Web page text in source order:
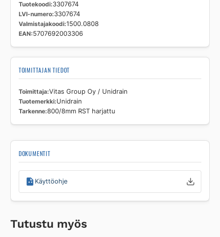
Tuotekoodi 3307674
LVI-numero 3307674
Valmistajakoodi 1500.0808
EAN 5707692003306
TOIMITTAJAN TIEDOT
Toimittaja Vitas Group Oy / Unidrain
Tuotemerkki Unidrain
Tarkenne 800/8mm RST harjattu
DOKUMENTIT
Käyttöohje
Tutustu myös